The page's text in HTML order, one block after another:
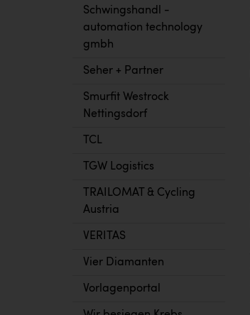
Schwingshandl -
automation technology
gmbh
Seher + Partner
Smurfit Westrock
Nettingsdorf
TCL
TGW Logistics
TRAILOMAT & Cycling
Austria
VERITAS
Vier Diamanten
Vorlagenportal